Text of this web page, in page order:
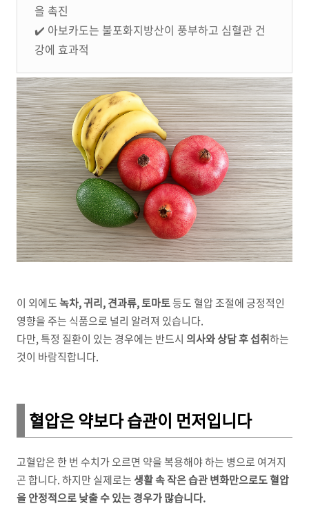
을 촉진
✔️ 아보카도는 불포화지방산이 풍부하고 심혈관 건
강에 효과적
이 외에도녹차, 귀리, 견과류, 토마토등도 혈압 조절에 긍정적인
영향을 주는 식품으로 널리 알려져 있습니다.
다만, 특정 질환이 있는 경우에는 반드시 의사와 상담 후 섭취하는
것이 바람직합니다.
혈압은 약보다 습관이 먼저입니다
고혈압은 한 번 수치가 오르면 약을 복용해야 하는 병으로 여겨지
곤 합니다. 하지만 실제로는 생활 속 작은 습관 변화만으로도 혈압
을 안정적으로 낮출 수 있는 경우가 많습니다.